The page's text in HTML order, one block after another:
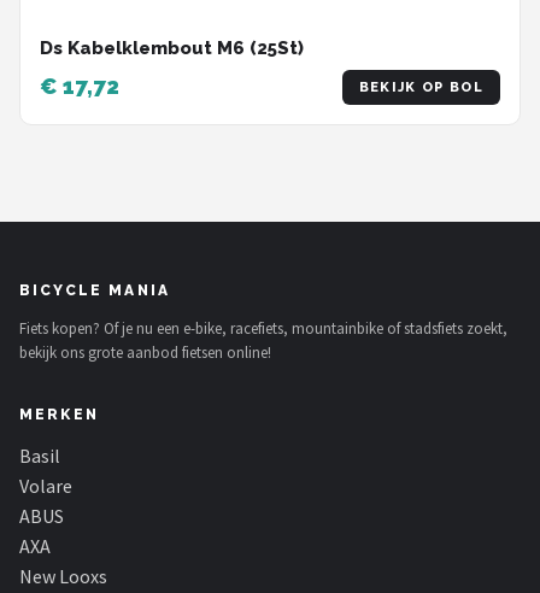
Ds Kabelklembout M6 (25St)
€ 17,72 BEKIJK OP BOL
BICYCLE MANIA
Fiets kopen? Of je nu een e-bike, racefiets, mountainbike of stadsfiets zoekt,
bekijk ons grote aanbod fietsen online!
MERKEN
Basil
Volare
ABUS
AXA
New Looxs